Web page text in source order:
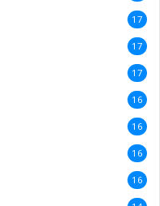
17
17
17
16
16
16
16